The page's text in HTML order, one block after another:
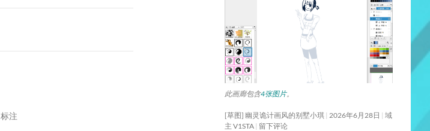
标注
此画廊包含4张图片。
[草图] 幽灵诡计画风的别墅小琪 2026年6月28日
域
主 V1STA 留下评论